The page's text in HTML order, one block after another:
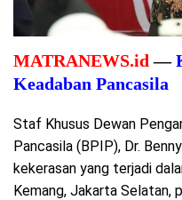
MATRANEWS.id—
Keadaban Pancasila
Staf Khusus Dewan
Pancasila (BPIP), Dr.
kekerasan yang terjadi
Kemang, Jakarta Selatan,